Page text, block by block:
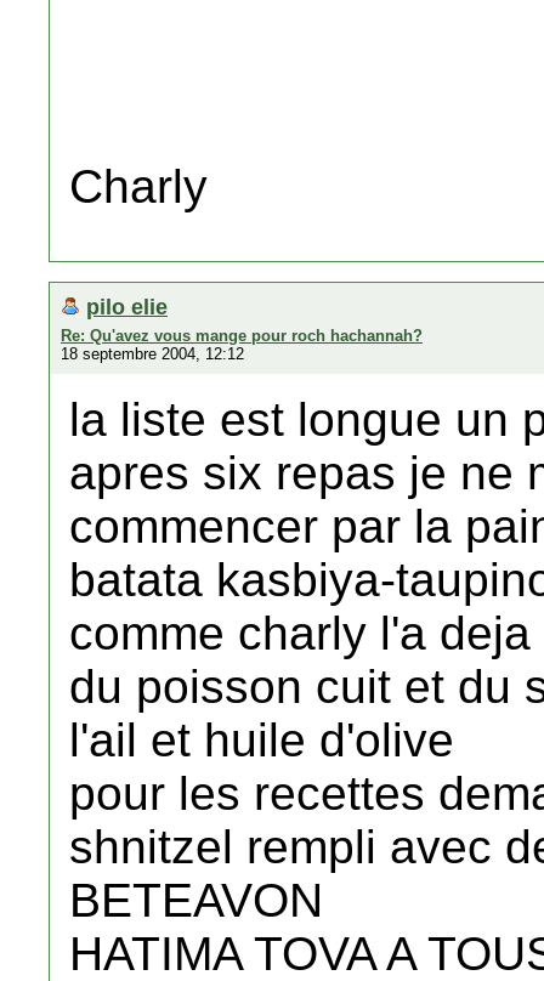
Charly
pilo elie
Re: Qu'avez vous mange pour roch hachannah?
18 septembre 2004, 12:12
la liste est longue un
apres six repas je ne
commencer par la
batata kasbiya-
comme charly l'a
du poisson cuit et du
l'ail et huile d'olive
pour les recettes
shnitzel rempli avec
BETEAVON
HATIMA TOVA A